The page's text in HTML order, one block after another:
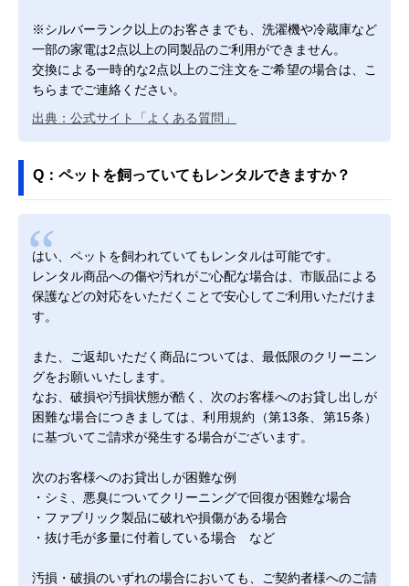
※シルバーランク以上のお客さまでも、洗濯機や冷蔵庫など
一部の家電は2点以上の同製品のご利用ができません。
交換による一時的な2点以上のご注文をご希望の場合は、こ
ちらまでご連絡ください。
出典：公式サイト「よくある質問」
Q：ペットを飼っていてもレンタルできますか？
はい、ペットを飼われていてもレンタルは可能です。
レンタル商品への傷や汚れがご心配な場合は、市販品による
保護などの対応をいただくことで安心してご利用いただけま
す。
また、ご返却いただく商品については、最低限のクリーニン
グをお願いいたします。
なお、破損や汚損状態が酷く、次のお客様へのお貸し出しが
困難な場合につきましては、利用規約（第13条、第15条）
に基づいてご請求が発生する場合がございます。
次のお客様へのお貸出しが困難な例
・シミ、悪臭についてクリーニングで回復が困難な場合
・ファブリック製品に破れや損傷がある場合
・抜け毛が多量に付着している場合 など
汚損・破損のいずれの場合においても、ご契約者様へのご請